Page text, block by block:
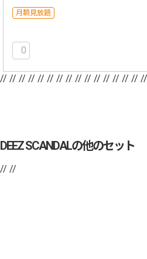
月額見放題
0
// // // // // // // // // // // // // // //
DEEZ SCANDALの他のセット
// //